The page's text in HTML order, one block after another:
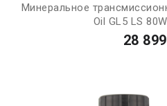
Минеральное
Oil GL5 LS
28 899